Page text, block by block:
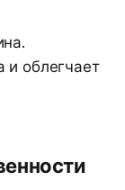
и облегчает